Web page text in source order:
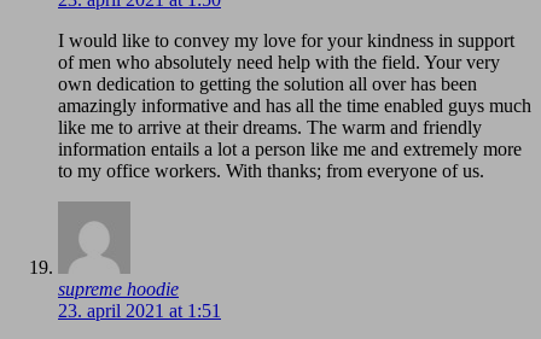
I would like to convey my love for your kindness in support
of men who absolutely need help with the field. Your very
own dedication to getting the solution all over has been
amazingly informative and has all the time enabled guys much
like me to arrive at their dreams. The warm and friendly
information entails a lot a person like me and extremely more
to my office workers. With thanks; from everyone of us.
supreme hoodie
23. april 2021 at 1:51